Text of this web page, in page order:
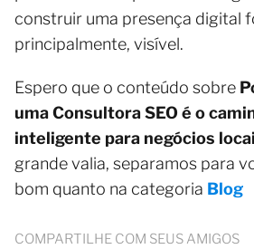
construir uma presença digital
principalmente, visível.
Espero que o conteúdo sobre
uma Consultora SEO é o
inteligente para negócios
grande valia, separamos para
bom quanto na categoria Blog
COMPARTILHE COM SEUS AMIGOS